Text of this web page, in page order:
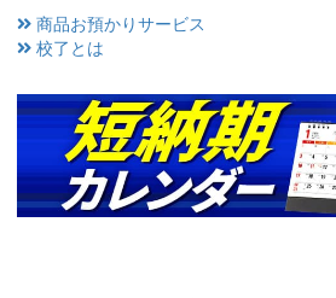
商品お預かりサービス
校了とは